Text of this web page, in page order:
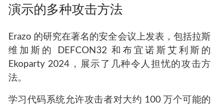
演示的多种攻击方法
Erazo 的研究在著名的安全会议上发表，包括拉斯
维加斯的 DEFCON32 和布宜诺斯艾利斯的
Ekoparty 2024，展示了几种令人担忧的攻击方
法。
学习代码系统允许攻击者对大约 100 万个可能的